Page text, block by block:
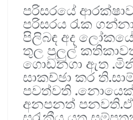
පරිසරයේ
පරිසරය රැක
පිලිබඳ අද
තුල පුලුල්
ගොඩනගා ඇත
සාකච්ඡා කර
පවත්වති
අනපනත් පනවති.ඒ